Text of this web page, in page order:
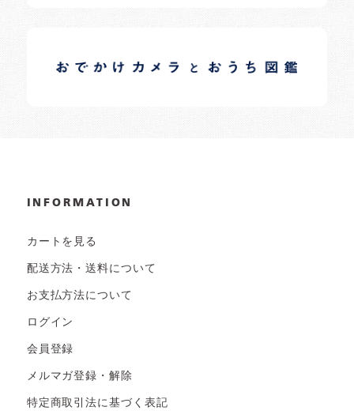
日常の様子など随時更新中です。
INFORMATION
カートを見る
配送方法・送料について
お支払方法について
ログイン
会員登録
メルマガ登録・解除
特定商取引法に基づく表記